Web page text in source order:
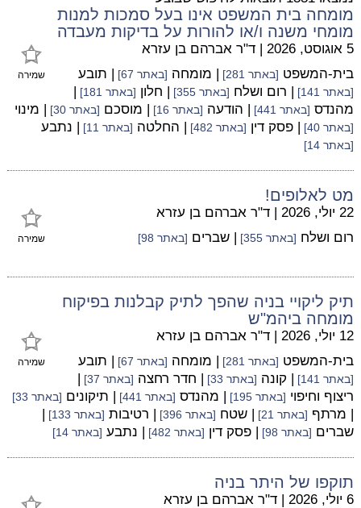
מומחה בית המשפט אינו בעל סמכות למנות
מומחי משנה ו/או להורות על בדיקות מעבדה
שמירה
5 אוגוסט, 2026 | ד"ר אברהם בן עזרא
בית-המשפט [באתר 281] | מומחה [באתר 67] | תובע
[באתר 141] | רום ושלח [באתר 355] | חלון [באתר 181]
|
מהנדס [באתר 441] | הודעה [באתר 16] | מוסכם [באתר 30] | מינוי
[באתר 40] | פסק דין [באתר 482] | החלטה [באתר 11] | נתבע
[באתר 14]
מט לאלופים!
שמירה
22 יולי, 2026 | ד"ר אברהם בן עזרא
רום ושלח [באתר 355] | שברים [באתר 98]
תיק ליקויי בניה שהפך לתיק קבלנות בפיקוח
מומחה ביהמ"ש
שמירה
12 יולי, 2026 | ד"ר אברהם בן עזרא
בית-המשפט [באתר 281] | מומחה [באתר 67] | תובע
[באתר 141] | קונה [באתר 33] | חדר רחצה [באתר 37]
|
ריצוף וחיפוי [באתר 195] | מהנדס [באתר 441] | תיקונים [באתר 33]
| מרתף [באתר 21] | שטח [באתר 396] | רטיבות [באתר 133]
|
שברים [באתר 98] | פסק דין [באתר 482] | נתבע [באתר 14]
תוקפו של היתר בניה
6 יולי, 2026 | ד"ר אברהם בן עזרא